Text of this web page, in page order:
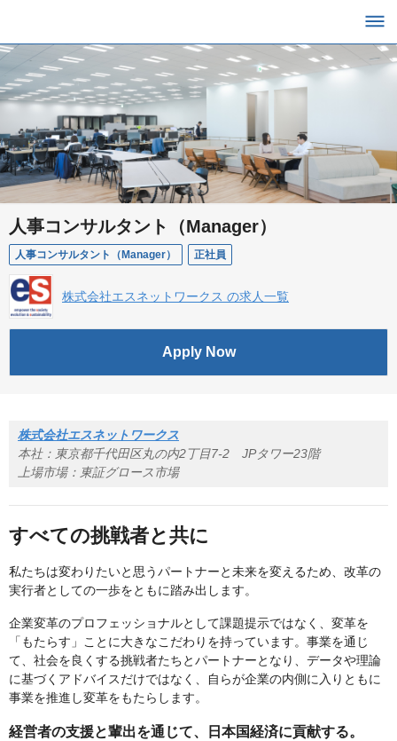
人事コンサルタント（Manager）
人事コンサルタント（Manager） 正社員
株式会社エスネットワークス の求人一覧
Apply Now
株式会社エスネットワークス
本社：東京都千代田区丸の内2丁目7-2 JPタワー23階
上場市場：東証グロース市場
すべての挑戦者と共に
私たちは変わりたいと思うパートナーと未来を変えるため、改革の
実行者としての一歩をともに踏み出します。
企業変革のプロフェッショナルとして課題提示ではなく、変革を
「もたらす」ことに大きなこだわりを持っています。事業を通じ
て、社会を良くする挑戦者たちとパートナーとなり、データや理論
に基づくアドバイスだけではなく、自らが企業の内側に入りともに
事業を推進し変革をもたらします。
経営者の支援と輩出を通じて、日本国経済に貢献する。